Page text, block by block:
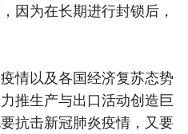
因为在长期进行封锁后，
情以及各国经济复苏态势
推生产与出口活动创造巨
抗击新冠肺炎疫情，又要